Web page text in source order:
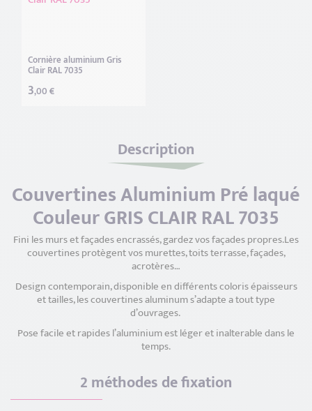
Cornière aluminium Gris
Clair RAL 7035
3,00 €
Description
Couvertines Aluminium Pré laqué
Couleur GRIS CLAIR RAL 7035
Fini les murs et façades encrassés, gardez vos façades propres.Les
couvertines protègent vos murettes, toits terrasse, façades,
acrotères…
Design contemporain, disponible en différents coloris épaisseurs
et tailles, les couvertines aluminum s’adapte a tout type
d’ouvrages.
Pose facile et rapides l’aluminium est léger et inalterable dans le
temps.
2 méthodes de fixation